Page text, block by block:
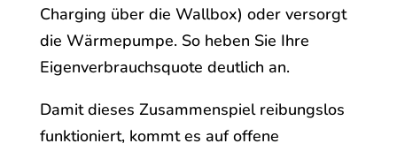
Charging über die Wallbox) oder versorgt
die Wärmepumpe. So heben Sie Ihre
Eigenverbrauchsquote deutlich an.
Damit dieses Zusammenspiel reibungslos
funktioniert, kommt es auf offene